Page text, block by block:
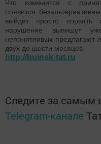
Что изменится с
появится
выйдет просто
нарушение выпишут
непонятливых предлагают
двух до шести месяцев.
http://buinsk-tat.ru
Следите за самым
Telegram-канале